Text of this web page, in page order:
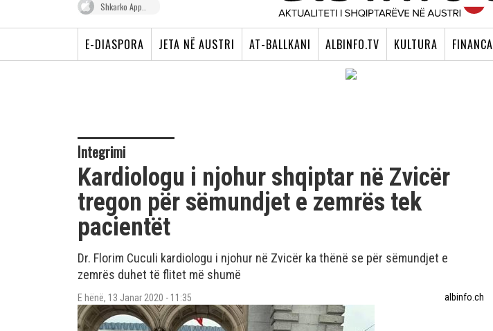
Shkarko App..
E-DIASPORA JETA NË AUSTRI AT-BALLKANI ALBINFO.TV KULTURA FINANCA
Integrimi
Kardiologu i njohur shqiptar në Zvicër
tregon për sëmundjet e zemrës tek
pacientët
Dr. Florim Cuculi kardiologu i njohur në Zvicër ka thënë se për sëmundjet e
zemrës duhet të flitet më shumë
E hënë, 13 Janar 2020 - 11:35 albinfo.ch